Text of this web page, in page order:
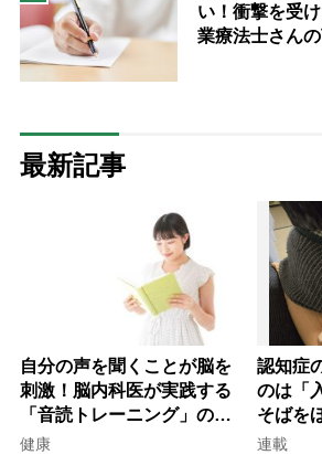
い！衝撃を受
業療法士さん
最新記事
自分の声を聞くことが脳を
刺激！脳内科医が実践する
「音読トレーニング」の極
意
健康
認知症
のは「
そばを
子が血
連載